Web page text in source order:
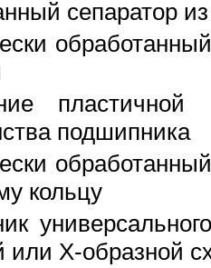
сепаратор
подшипника
кольцу
или Х-образной